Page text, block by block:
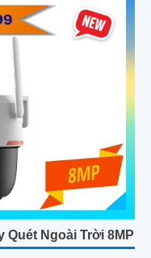
Quét Ngoài Trời 8MP